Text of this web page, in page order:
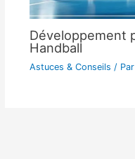
Développement
Handball
Astuces & Conseils / Par